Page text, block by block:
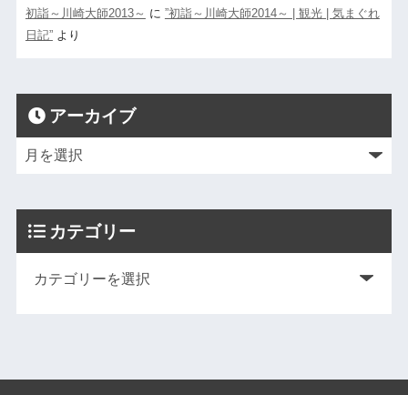
初詣～川崎大師2013～ に ”初詣～川崎大師2014～ | 観光 | 気まぐれ
日記”より
アーカイブ
カテゴリー